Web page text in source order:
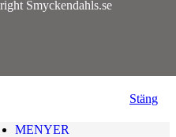
Smyckendahls.se
Stäng
MENYER